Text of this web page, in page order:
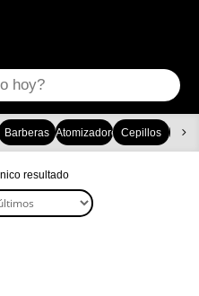
Barberas AtomizadoresCepillos
resultado